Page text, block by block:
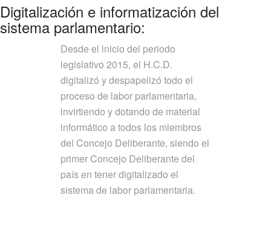
Digitalización e informatización del
sistema parlamentario:
Desde el inicio del periodo
legislativo 2015, el H.C.D.
digitalizó y despapelizó todo el
proceso de labor parlamentaria,
invirtiendo y dotando de material
informático a todos los miembros
del Concejo Deliberante, siendo el
primer Concejo Deliberante del
país en tener digitalizado el
sistema de labor parlamentaria.